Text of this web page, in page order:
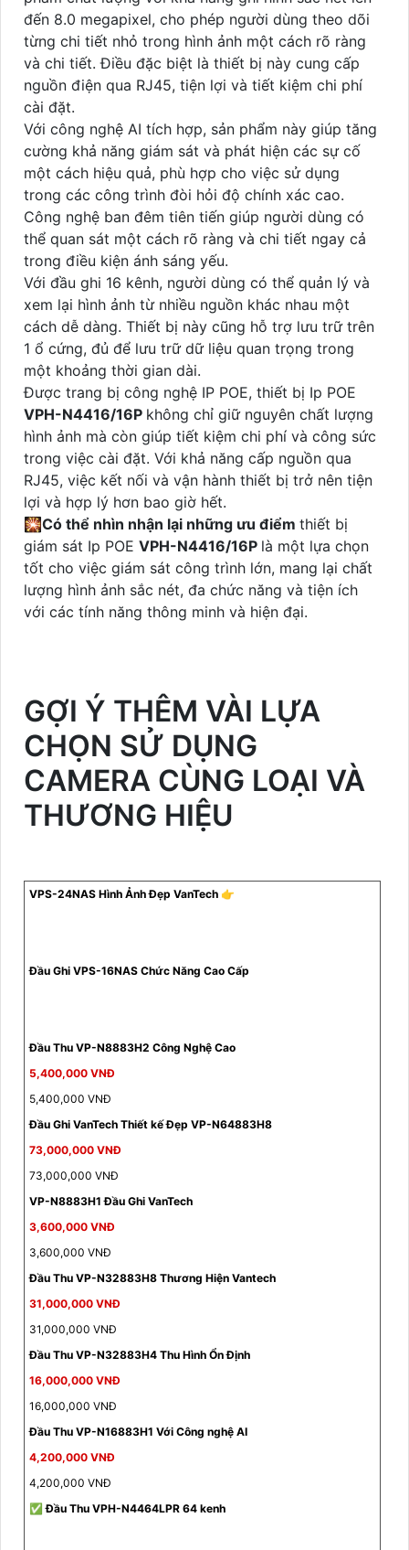
đến 8.0 megapixel, cho phép người dùng theo dõi
từng chi tiết nhỏ trong hình ảnh một cách rõ ràng
và chi tiết. Điều đặc biệt là thiết bị này cung cấp
nguồn điện qua RJ45, tiện lợi và tiết kiệm chi phí
cài đặt.
Với công nghệ AI tích hợp, sản phẩm này giúp tăng
cường khả năng giám sát và phát hiện các sự cố
một cách hiệu quả, phù hợp cho việc sử dụng
trong các công trình đòi hỏi độ chính xác cao.
Công nghệ ban đêm tiên tiến giúp người dùng có
thể quan sát một cách rõ ràng và chi tiết ngay cả
trong điều kiện ánh sáng yếu.
Với đầu ghi 16 kênh, người dùng có thể quản lý và
xem lại hình ảnh từ nhiều nguồn khác nhau một
cách dễ dàng. Thiết bị này cũng hỗ trợ lưu trữ trên
1 ổ cứng, đủ để lưu trữ dữ liệu quan trọng trong
một khoảng thời gian dài.
Được trang bị công nghệ IP POE, thiết bị Ip POE
VPH-N4416/16P không chỉ giữ nguyên chất lượng
hình ảnh mà còn giúp tiết kiệm chi phí và công sức
trong việc cài đặt. Với khả năng cấp nguồn qua
RJ45, việc kết nối và vận hành thiết bị trở nên tiện
lợi và hợp lý hơn bao giờ hết.
🎇Có thể nhìn nhận lại những ưu điểm thiết bị
giám sát Ip POE VPH-N4416/16P là một lựa chọn
tốt cho việc giám sát công trình lớn, mang lại chất
lượng hình ảnh sắc nét, đa chức năng và tiện ích
với các tính năng thông minh và hiện đại.
GỢI Ý THÊM VÀI LỰA
CHỌN SỬ DỤNG
CAMERA CÙNG LOẠI VÀ
THƯƠNG HIỆU
VPS-24NAS Hình Ảnh Đẹp VanTech 👉
Đầu Ghi VPS-16NAS Chức Năng Cao Cấp
Đầu Thu VP-N8883H2 Công Nghệ Cao
5,400,000 VNĐ
5,400,000 VNĐ
Đầu Ghi VanTech Thiết kế Đẹp VP-N64883H8
73,000,000 VNĐ
73,000,000 VNĐ
VP-N8883H1 Đầu Ghi VanTech
3,600,000 VNĐ
3,600,000 VNĐ
Đầu Thu VP-N32883H8 Thương Hiện Vantech
31,000,000 VNĐ
31,000,000 VNĐ
Đầu Thu VP-N32883H4 Thu Hình Ổn Định
16,000,000 VNĐ
16,000,000 VNĐ
Đầu Thu VP-N16883H1 Với Công nghệ AI
4,200,000 VNĐ
4,200,000 VNĐ
✅ Đầu Thu VPH-N4464LPR 64 kenh